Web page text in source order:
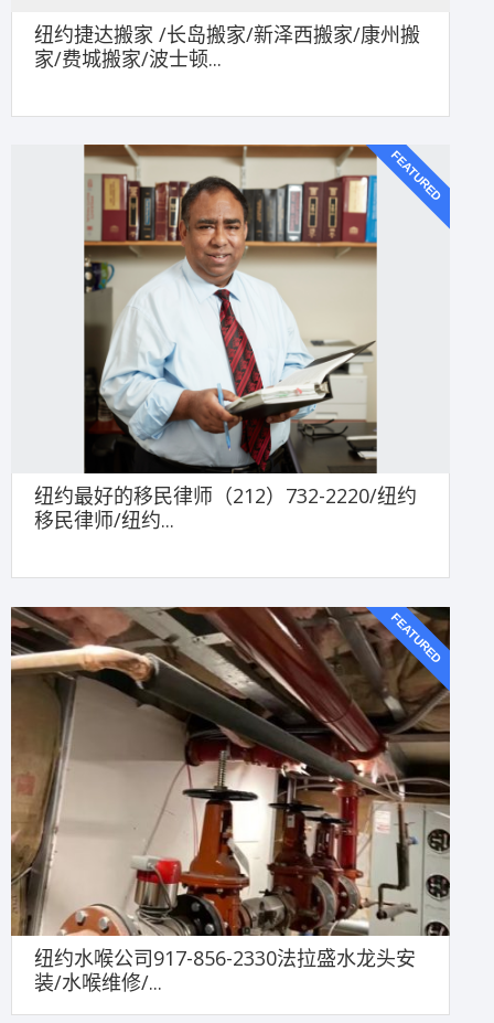
纽约捷达搬家 /长岛搬家/新泽西搬家/康州搬
家/费城搬家/波士顿...
FEATURED
纽约最好的移民律师（212）732-2220/纽约
移民律师/纽约...
FEATURED
纽约水喉公司917-856-2330法拉盛水龙头安
装/水喉维修/...